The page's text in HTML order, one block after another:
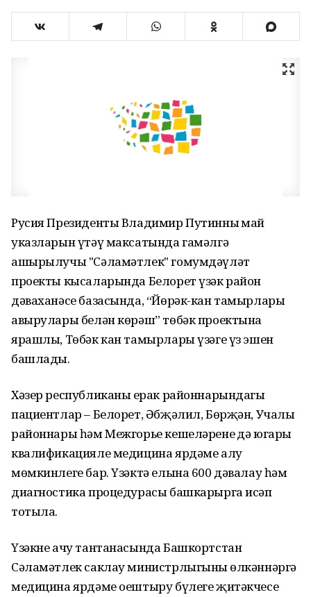
Русия Президенты Владимир Путинның май
указларын үтәү максатында гамәлгә
ашырылучы "Сәламәтлек" гомумдәүләт
проекты кысаларында Белорет үзәк район
дәваханәсе базасында, “Йөрәк-кан тамырлары
авырулары белән көрәш” төбәк проектына
ярашлы, Төбәк кан тамырлары үзәге үз эшен
башлады.
Хәзер республиканың ерак районнарындагы
пациентлар – Белорет, Әбҗәлил, Бөрҗән, Учалы
районнары һәм Межгорье кешеләренең дә югары
квалификацияле медицина ярдәме алу
мөмкинлеге бар. Үзәктә елына 600 дәвалау һәм
диагностика процедурасы башкарырга исәп
тотыла.
Үзәкне ачу тантанасында Башкортстан
Сәламәтлек саклау министрлыгының өлкәннәргә
медицина ярдәме оештыру бүлеге җитәкчесе